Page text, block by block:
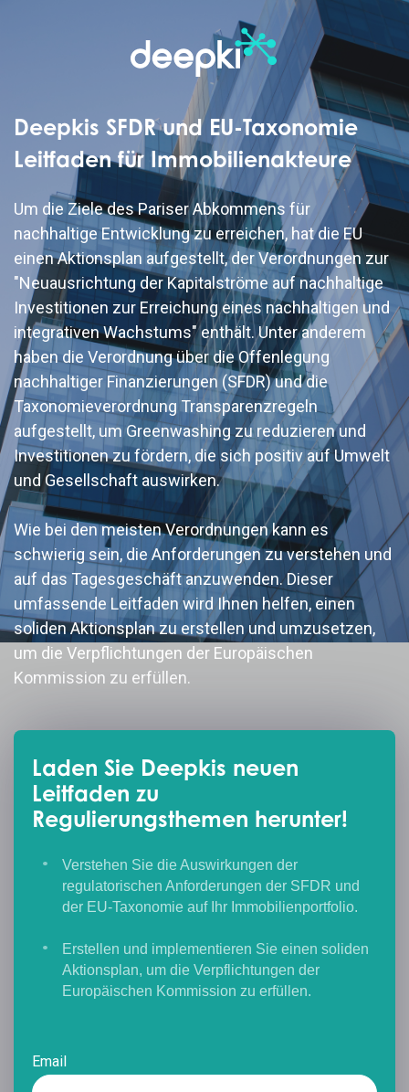
Deepkis SFDR und EU-Taxonomie
Leitfaden für Immobilienakteure
Um die Ziele des Pariser Abkommens für
nachhaltige Entwicklung zu erreichen, hat die EU
einen Aktionsplan aufgestellt, der Verordnungen zur
"Neuausrichtung der Kapitalströme auf nachhaltige
Investitionen zur Erreichung eines nachhaltigen und
integrativen Wachstums" enthält. Unter anderem
haben die Verordnung über die Offenlegung
nachhaltiger Finanzierungen (SFDR) und die
Taxonomieverordnung Transparenzregeln
aufgestellt, um Greenwashing zu reduzieren und
Investitionen zu fördern, die sich positiv auf Umwelt
und Gesellschaft auswirken.
Wie bei den meisten Verordnungen kann es
schwierig sein, die Anforderungen zu verstehen und
auf das Tagesgeschäft anzuwenden. Dieser
umfassende Leitfaden wird Ihnen helfen, einen
soliden Aktionsplan zu erstellen und umzusetzen,
um die Verpflichtungen der Europäischen
Kommission zu erfüllen.
Laden Sie Deepkis neuen
Leitfaden zu
Regulierungsthemen herunter!
Verstehen Sie die Auswirkungen der
regulatorischen Anforderungen der SFDR und
der EU-Taxonomie auf Ihr Immobilienportfolio.
Erstellen und implementieren Sie einen soliden
Aktionsplan, um die Verpflichtungen der
Europäischen Kommission zu erfüllen.
Email